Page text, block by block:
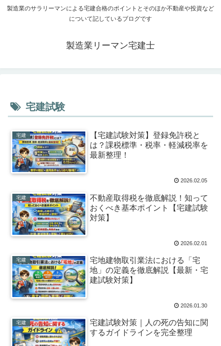
製造業のサラリーマンによる宅建合格のポイントとそのほか不動産や投資など
について記しているブログです
製造業リーマン宅建士
宅建試験
宅建
【宅建試験対策】登録免許税と
は？課税標準・税率・軽減税率を
最新整理！
2026.02.05
宅建
不動産取得税を徹底解説！知って
おくべき基本ポイント【宅建試験
対策】
2026.02.01
宅建
宅地建物取引業法における「宅
地」の定義を徹底解説【最新・宅
建試験対策】
2026.01.30
宅建
宅建試験対策｜人の死の告知に関
するガイドラインを完全整理